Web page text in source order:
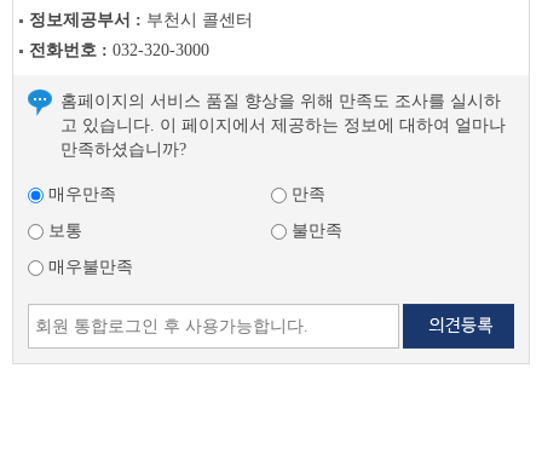
정보제공부서 : 부천시 콜센터
전화번호 : 032-320-3000
홈페이지의 서비스 품질 향상을 위해 만족도 조사를 실시하
고 있습니다. 이 페이지에서 제공하는 정보에 대하여 얼마나
만족하셨습니까?
매우만족
만족
보통
불만족
매우불만족